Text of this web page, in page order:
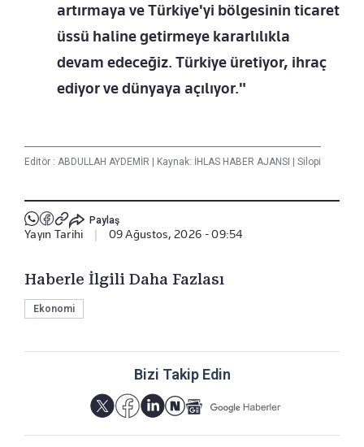
artırmaya ve Türkiye'yi bölgesinin ticaret
üssü haline getirmeye kararlılıkla
devam edeceğiz. Türkiye üretiyor, ihraç
ediyor ve dünyaya açılıyor."
Editör : ABDULLAH AYDEMİR Kaynak: İHLAS HABER AJANSI Silopi
Paylaş
Yayın Tarihi 09 Ağustos, 2026 - 09:54
Haberle İlgili Daha Fazlası
Ekonomi
Bizi Takip Edin